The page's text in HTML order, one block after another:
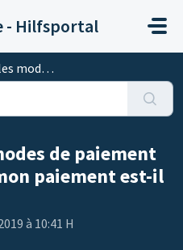
- Hilfsportal
et mon paiem...
de paiement
paiement est-il
à 10:41 H